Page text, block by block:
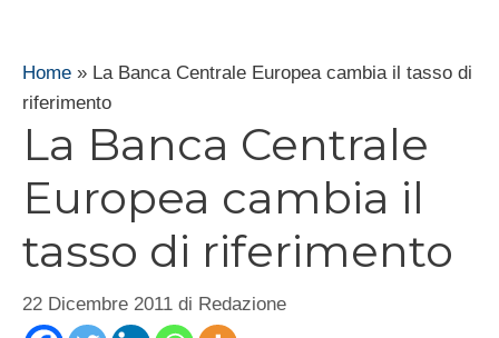
Home » La Banca Centrale Europea cambia il tasso di
riferimento
La Banca Centrale
Europea cambia il
tasso di riferimento
22 Dicembre 2011 di Redazione